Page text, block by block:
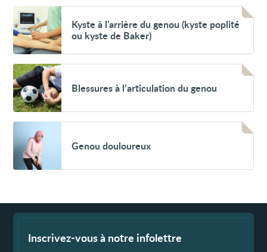
Voir
Kyste
à
l'arrière
du
(kyste
poplité
ou
kyste
de
Baker)
Kyste à l'arrière du genou (kyste poplité
ou kyste de Baker)
Voir
Blessures
à
l’articulation
du
Blessures à l’articulation du genou
Voir
Genou
douloureux
Genou douloureux
Inscrivez-vous à notre infolettre